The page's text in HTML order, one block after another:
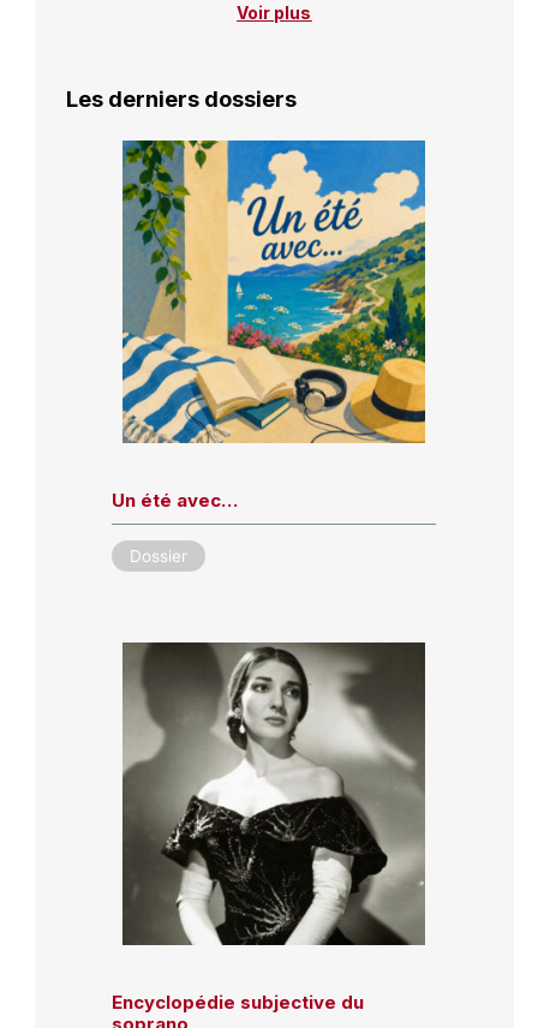
Voir plus
Les derniers dossiers
Un été avec…
Dossier
Encyclopédie subjective du
soprano